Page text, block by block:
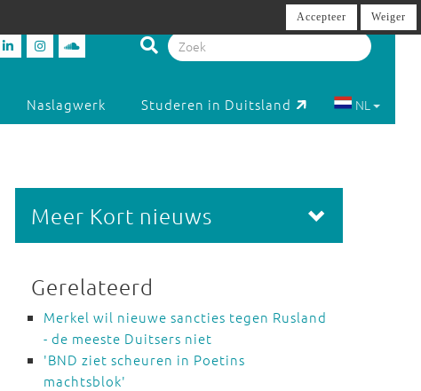
Naslagwerk Studeren in Duitsland NL
Meer Kort nieuws
Gerelateerd
Merkel wil nieuwe sancties tegen Rusland
- de meeste Duitsers niet
'BND ziet scheuren in Poetins
machtsblok'
Accepteer Weiger